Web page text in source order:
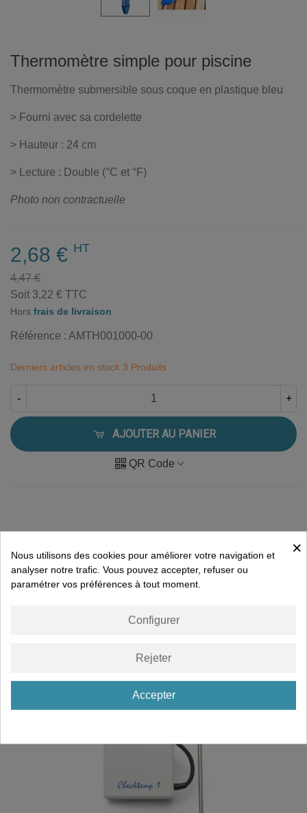
Thermomètre simple pour piscine
Thermomètre submersible sous coque en plastique bleu
> Fourni avec sa cordelette
> Hauteur : 24 cm
> Lecture : Double (°C et °F)
Photo non contractuelle
2,68 € HT
4,47 €
Soit 3,22 € TTC
Hors frais de livraison
Référence : AMTH001000-00
Derniers articles en stock 3 Produits
- +
AJOUTER AU PANIER
QR Code
Détails du produit
×
Nous utilisons des cookies pour améliorer votre navigation et
analyser notre trafic. Vous pouvez accepter, refuser ou
paramétrer vos préférences à tout moment.
Configurer
Rejeter
Accepter